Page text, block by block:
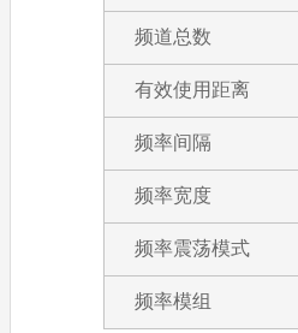
频道总数
有效使用距离
频率间隔
频率宽度
频率震荡模式
频率模组